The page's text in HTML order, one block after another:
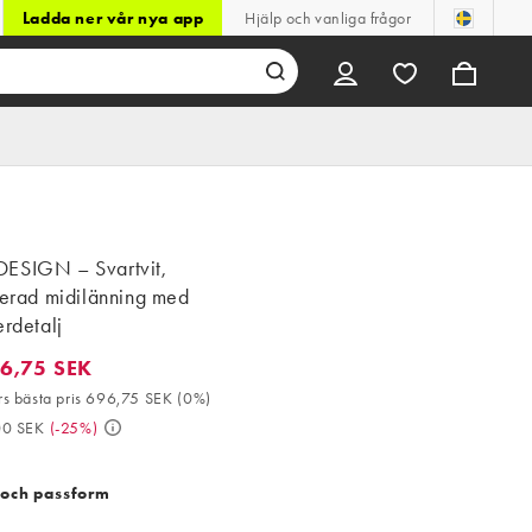
Ladda ner vår nya app Hjälp och vanliga frågor
– Svartvit,
midilänning med
SEK. 30-dagars bästa pris 696,75 SEK (0%). Då 929,00 SEK.
SEK
bästa pris 696,75 SEK (0%)
SEK (-25%)
passform